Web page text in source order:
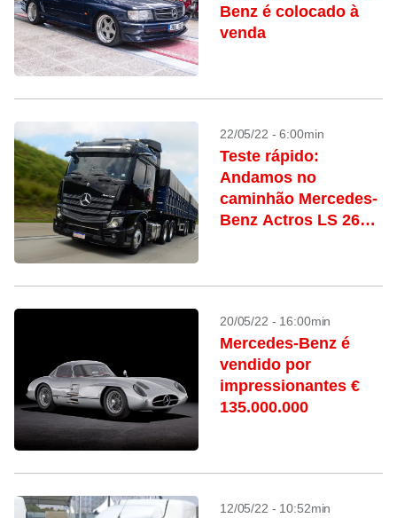
Benz é colocado à
venda
22/05/22 - 6:00min
Teste rápido:
Andamos no
caminhão Mercedes-
Benz Actros LS 2653
20/05/22 - 16:00min
Mercedes-Benz é
vendido por
impressionantes €
135.000.000
12/05/22 - 10:52min